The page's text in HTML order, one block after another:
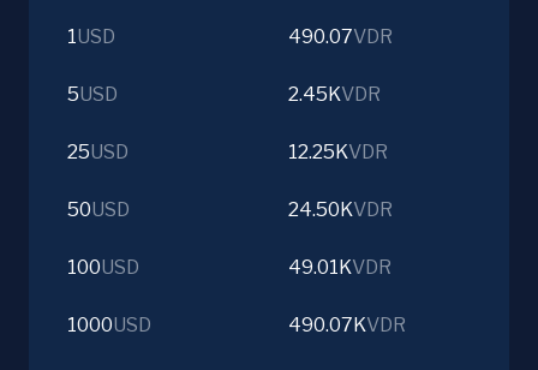
1USD 490.07VDR
5USD 2.45KVDR
25USD 12.25KVDR
50USD 24.50KVDR
100USD 49.01KVDR
1000USD 490.07KVDR